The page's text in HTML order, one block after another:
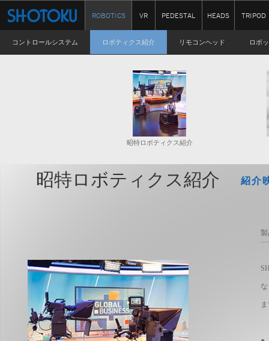
ROBOTICS VR PEDESTAL HEADS TRIPOD
コントロールシステム ロボティクス紹介 リモコンヘッド ロボ
昭特ロボティクス紹介
昭特ロボティクス紹介 紹介